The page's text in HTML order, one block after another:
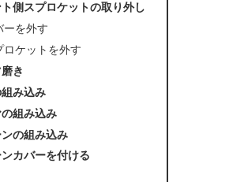
側スプロケットの取り外し
ーを外す
ロケットを外す
き
み込み
組み込み
の組み込み
カバーを付ける